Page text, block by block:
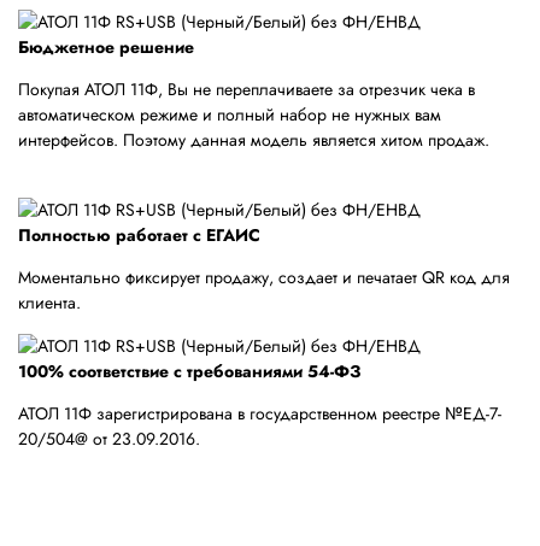
Бюджетное решение
Покупая АТОЛ 11Ф, Вы не переплачиваете за отрезчик чека в
автоматическом режиме и полный набор не нужных вам
интерфейсов. Поэтому данная модель является хитом продаж.
Полностью работает с ЕГАИС
Моментально фиксирует продажу, создает и печатает QR код для
клиента.
100% соответствие с требованиями 54-ФЗ
АТОЛ 11Ф зарегистрирована в государственном реестре №EД-7-
20/504@ от 23.09.2016.